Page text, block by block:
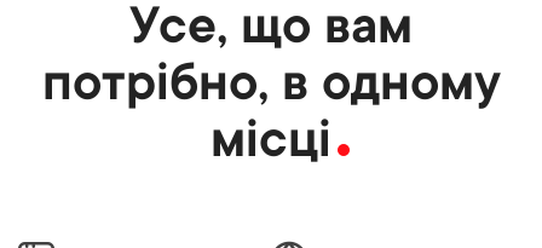
Усе, що вам
потрібно, в одному
місці